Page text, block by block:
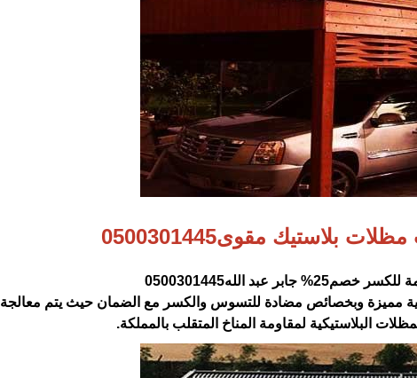
بلاستيك مقوى0500301445
عبد الله0500301445‏
مميزة وبخصائص مضادة للتسوس والكسر مع الضمان حيث يتم ‏معالجة
البلاستيكية لمقاومة المناخ المتقلب بالمملكة.‏